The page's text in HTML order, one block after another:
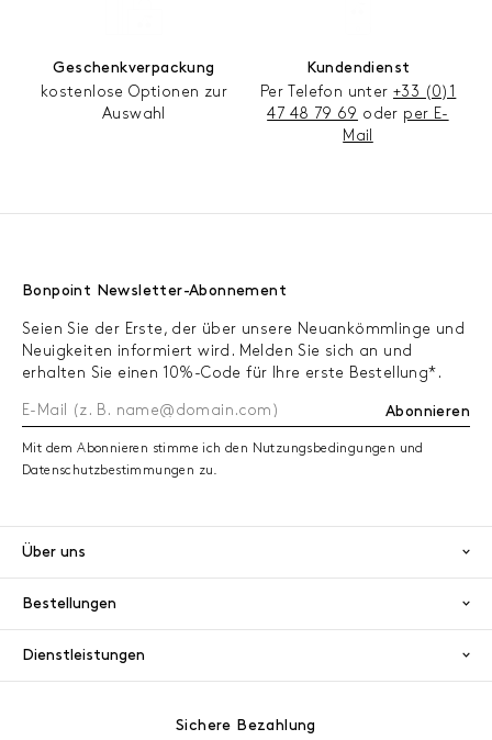
Geschenkverpackung
kostenlose Optionen zur
Auswahl
Kundendienst
Per Telefon unter +33 (0)1
47 48 79 69 oder per E-
Mail
Bonpoint Newsletter-Abonnement
Seien Sie der Erste, der über unsere Neuankömmlinge und
Neuigkeiten informiert wird. Melden Sie sich an und
erhalten Sie einen 10%-Code für Ihre erste Bestellung*.
Abonnieren
Mit dem Abonnieren stimme ich den Nutzungsbedingungen und
Datenschutzbestimmungen zu.
Über uns
Bestellungen
Dienstleistungen
Sichere Bezahlung